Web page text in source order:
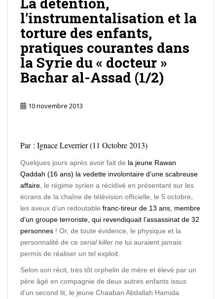
l’instrumentalisation et la
torture des enfants,
pratiques courantes dans
la Syrie du « docteur »
Bachar al-Assad (1/2)
10 novembre 2013
Par : Ignace Leverrier (11 Octobre 2013)
Quelques jours après avoir fait de la jeune Rawan
Qaddah (16 ans) la vedette involontaire d’une scabreuse
affaire , le régime syrien a récidivé en présentant sur les
écrans de la chaîne de télévision officielle, le 5 octobre,
les aveux d’un redoutable franc-tireur de 13 ans, membre
d’un groupe terroriste, qui revendiquait l’assassinat de 32
personnes ! Or, de toute évidence, le physique et la
personnalité de ce serial killer ne lui auraient jamais
permis de réaliser un tel exploit.
Selon son récit, très tôt orphelin de mère et élevé par un
père âgé en compagnie de deux autres enfants issus
d’un second lit, le jeune Chaaban Abdallah Hamida